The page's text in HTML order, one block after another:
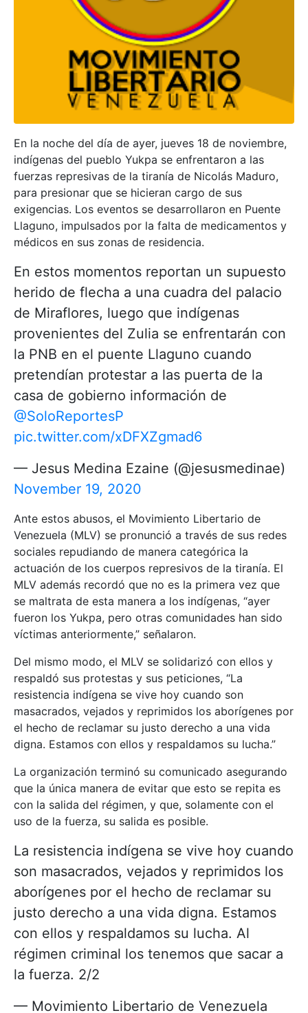
En la noche del día de ayer, jueves 18 de noviembre,
indígenas del pueblo Yukpa se enfrentaron a las
fuerzas represivas de la tiranía de Nicolás Maduro,
para presionar que se hicieran cargo de sus
exigencias. Los eventos se desarrollaron en Puente
Llaguno, impulsados por la falta de medicamentos y
médicos en sus zonas de residencia.
En estos momentos reportan un supuesto
herido de flecha a una cuadra del palacio
de Miraflores, luego que indígenas
provenientes del Zulia se enfrentarán con
la PNB en el puente Llaguno cuando
pretendían protestar a las puerta de la
casa de gobierno información de
@SoloReportesP
pic.twitter.com/xDFXZgmad6
— Jesus Medina Ezaine (@jesusmedinae)
November 19, 2020
Ante estos abusos, el Movimiento Libertario de
Venezuela (MLV) se pronunció a través de sus redes
sociales repudiando de manera categórica la
actuación de los cuerpos represivos de la tiranía. El
MLV además recordó que no es la primera vez que
se maltrata de esta manera a los indígenas, “ayer
fueron los Yukpa, pero otras comunidades han sido
víctimas anteriormente,” señalaron.
Del mismo modo, el MLV se solidarizó con ellos y
respaldó sus protestas y sus peticiones, “La
resistencia indígena se vive hoy cuando son
masacrados, vejados y reprimidos los aborígenes por
el hecho de reclamar su justo derecho a una vida
digna. Estamos con ellos y respaldamos su lucha.”
La organización terminó su comunicado asegurando
que la única manera de evitar que esto se repita es
con la salida del régimen, y que, solamente con el
uso de la fuerza, su salida es posible.
La resistencia indígena se vive hoy cuando
son masacrados, vejados y reprimidos los
aborígenes por el hecho de reclamar su
justo derecho a una vida digna. Estamos
con ellos y respaldamos su lucha. Al
régimen criminal los tenemos que sacar a
la fuerza. 2/2
— Movimiento Libertario de Venezuela